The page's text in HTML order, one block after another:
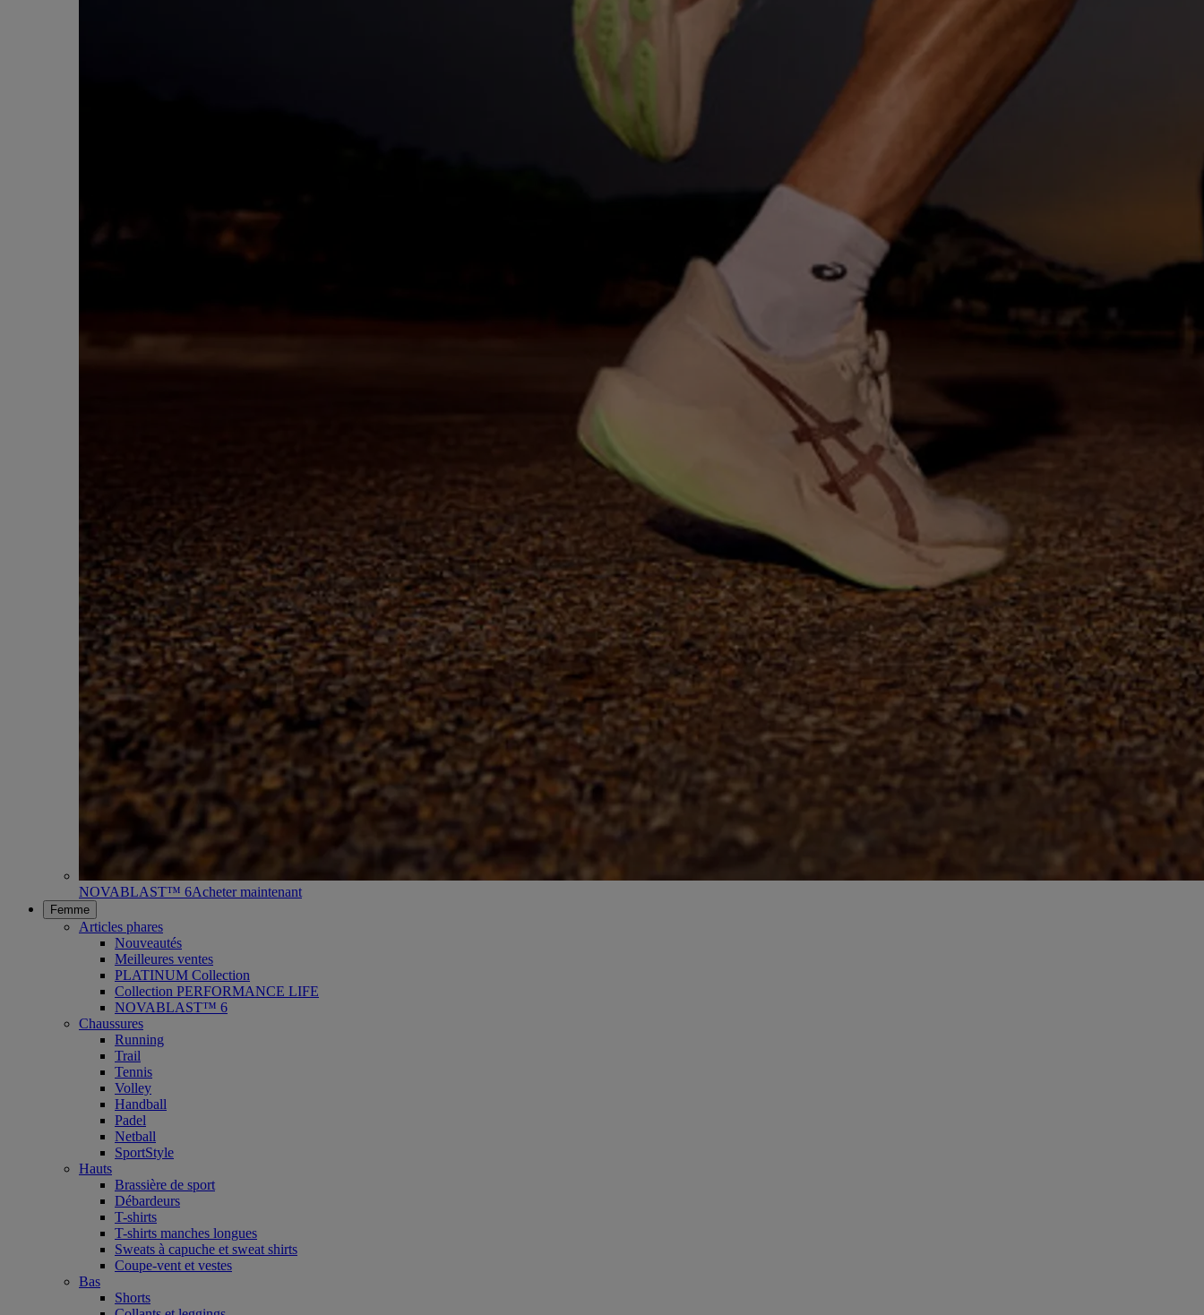
NOVABLAST™ 6Acheter maintenant
Femme
Articles phares
Nouveautés
Meilleures ventes
PLATINUM Collection
Collection PERFORMANCE LIFE
NOVABLAST™ 6
Chaussures
Running
Trail
Tennis
Volley
Handball
Padel
Netball
SportStyle
Hauts
Brassière de sport
Débardeurs
T-shirts
T-shirts manches longues
Sweats à capuche et sweat shirts
Coupe-vent et vestes
Bas
Shorts